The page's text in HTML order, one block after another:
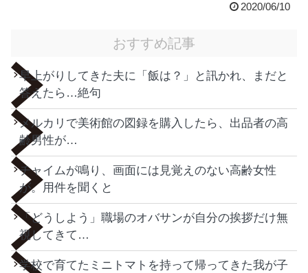
2020/06/10
おすすめ記事
早上がりしてきた夫に「飯は？」と訊かれ、まだと
答えたら…絶句
メルカリで美術館の図録を購入したら、出品者の高
齢男性が…
チャイムが鳴り、画面には見覚えのない高齢女性
が。用件を聞くと
「どうしよう」職場のオバサンが自分の挨拶だけ無
視してきて…
学校で育てたミニトマトを持って帰ってきた我が子